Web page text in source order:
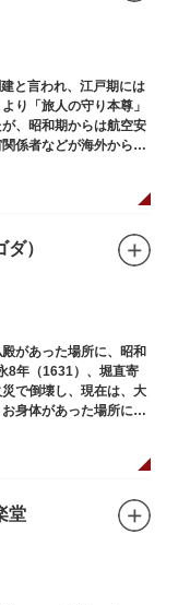
復元しており、明治の
現在、一般のボランテ
と言われ、江戸期には
り「旅人の守り本尊」
、昭和期からは航空安
係者などが海外からも
）
があった場所に、昭和
8年（1631）、堀直寄
で倒壊し、現在は、大
身体があった場所にパ
堂